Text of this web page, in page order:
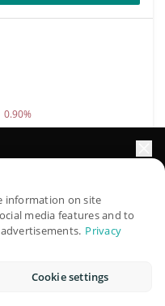
0.90%
Trade
de estratégias onde
e otimizam suas
de mercado
information on site
media features and to
Privacy
Cookie settings